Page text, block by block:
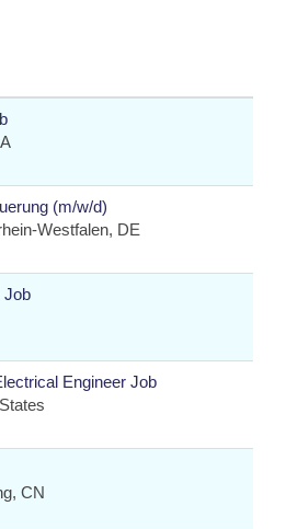
(m/w/d)
Westfalen, DE
Job
Engineer Job
CN